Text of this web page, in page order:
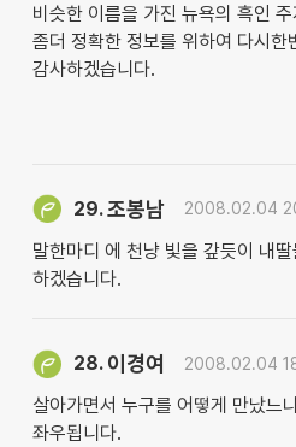
비슷한 이름을 가진 뉴욕의 흑인
좀더 정확한 정보를 위하여 다시한
감사하겠습니다.
29.조봉남 2008.02.04
말한마디 에 천냥 빛을 갚듯이 내딸
하겠습니다.
28. 이경여 2008.02.04
살아가면서 누구를 어떻게 만났느
좌우됩니다.